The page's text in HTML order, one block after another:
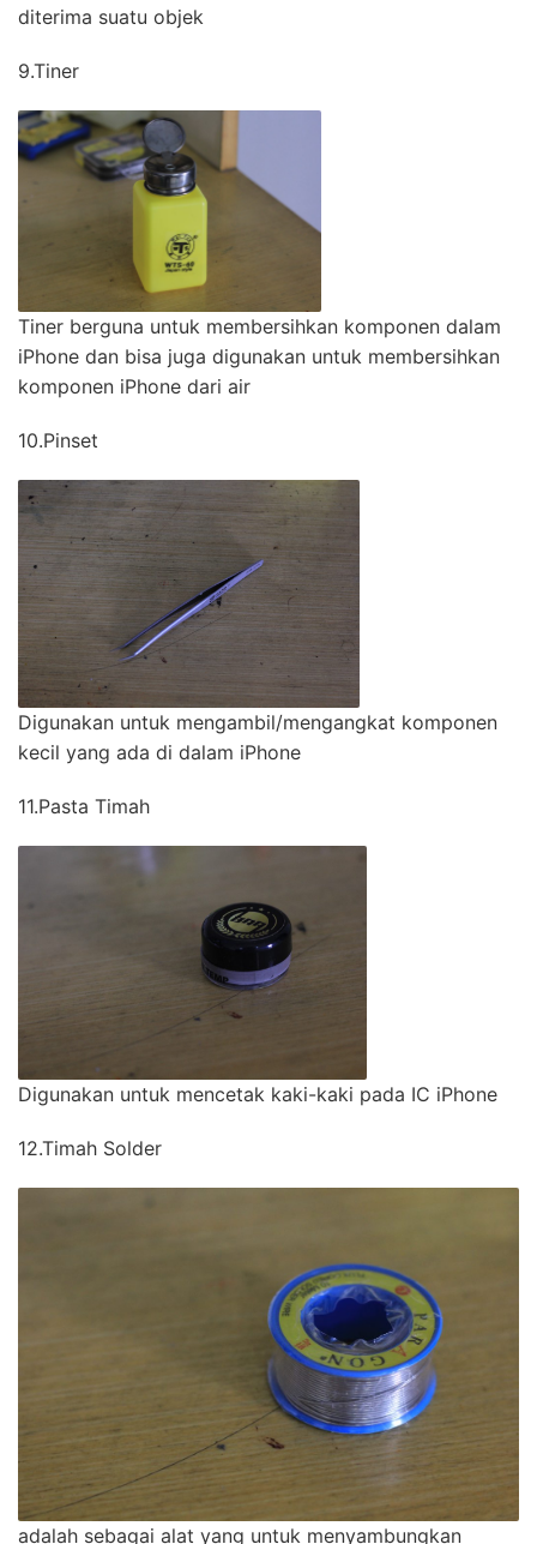
diterima suatu objek
9.Tiner
Tiner berguna untuk membersihkan komponen dalam
iPhone dan bisa juga digunakan untuk membersihkan
komponen iPhone dari air
10.Pinset
Digunakan untuk mengambil/mengangkat komponen
kecil yang ada di dalam iPhone
11.Pasta Timah
Digunakan untuk mencetak kaki-kaki pada IC iPhone
12.Timah Solder
adalah sebagai alat yang untuk menyambungkan